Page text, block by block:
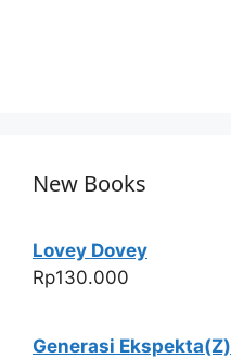
New Books
Lovey Dovey
Rp130.000
Generasi Ekspekta(Z)